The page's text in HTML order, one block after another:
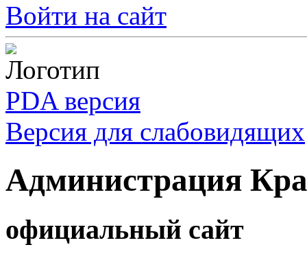
Войти на сайт
PDA версия
Версия для слабовидящих
Администрация
официальный сайт